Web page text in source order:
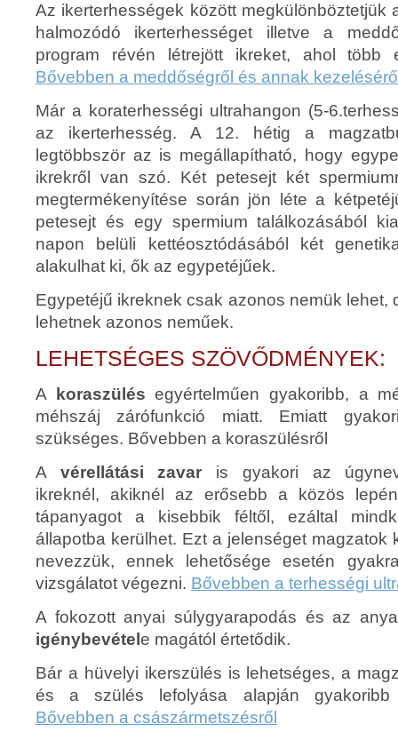
Az ikerterhességek között megkülönböztetjük
halmozódó ikerterhességet illetve a
program révén létrejött ikreket, ahol több
Bővebben a meddőségről és annak
Már a koraterhességi ultrahangon (5-
az ikerterhesség. A 12. hétig a
legtöbbször az is megállapítható, hogy
ikrekről van szó. Két petesejt két
megtermékenyítése során jön léte a
petesejt és egy spermium találkozásából
napon belüli kettéosztódásából két
alakulhat ki, ők az egypetéjűek.
Egypetéjű ikreknek csak azonos nemük lehet,
lehetnek azonos neműek.
LEHETSÉGES SZÖVŐDMÉNYEK:
A koraszülés egyértelműen gyakoribb, a
méhszáj zárófunkció miatt. Emiatt
szükséges. Bővebben a koraszülésről
A vérellátási zavar is gyakori az
ikreknél, akiknél az erősebb a közös
tápanyagot a kisebbik féltől, ezáltal
állapotba kerülhet. Ezt a jelenséget magzatok
nevezzük, ennek lehetősége esetén
vizsgálatot végezni. Bővebben a terhességi
A fokozott anyai súlygyarapodás és az
igénybevétel e magától értetődik.
Bár a hüvelyi ikerszülés is lehetséges, a
és a szülés lefolyása alapján gyakoribb
Bővebben a császármetszésről